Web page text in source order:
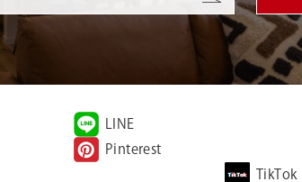
LINE
Pinterest
TikTok